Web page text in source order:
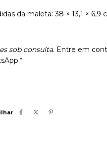
da maleta: 38 × 13,1 × 6,9
sob consulta.Entre em